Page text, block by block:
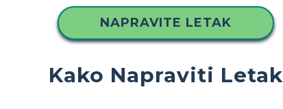
NAPRAVITE LETAK
Kako Napraviti Letak